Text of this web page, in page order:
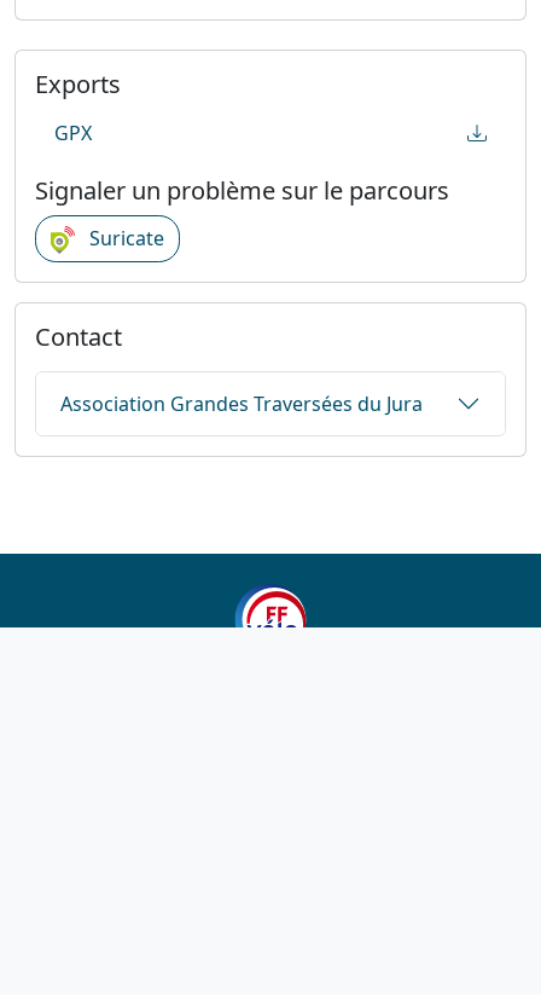
Exports
GPX
Signaler un problème sur le parcours
Suricate
Contact
Association Grandes Traversées du Jura